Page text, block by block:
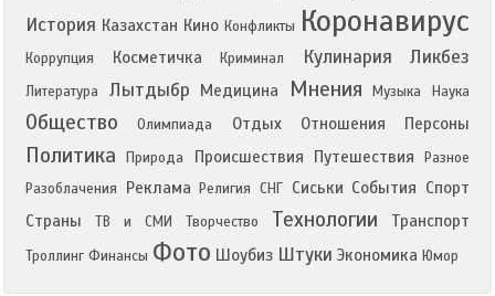
История Казахстан Кино Конфликты Коронавирус
Коррупция Косметичка Криминал Кулинария Ликбез
Литература Лытдыбр Медицина Мнения Музыка Наука
Общество Олимпиада Отдых Отношения Персоны
Политика Природа Происшествия Путешествия
Разное
Разоблачения
Реклама Религия СНГ Сиськи События Спорт
Страны
ТВ и СМИ Творчество Технологии Транспорт
Троллинг Финансы Фото Шоубиз Штуки Экономика Юмор